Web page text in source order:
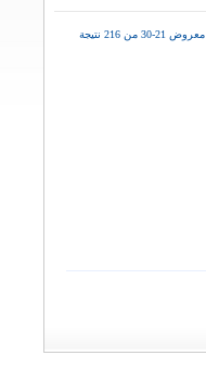
معروض 21-30 من 216 نتيجة